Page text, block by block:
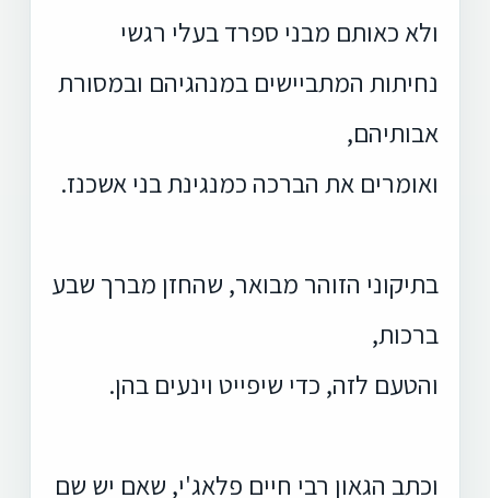
ולא כאותם מבני ספרד בעלי רגשי
נחיתות המתביישים במנהגיהם ובמסורת
אבותיהם,
ואומרים את הברכה כמנגינת בני אשכנז.
בתיקוני הזוהר מבואר, שהחזן מברך שבע
ברכות,
והטעם לזה, כדי שיפייט וינעים בהן.
וכתב הגאון רבי חיים פלאג'י, שאם יש שם